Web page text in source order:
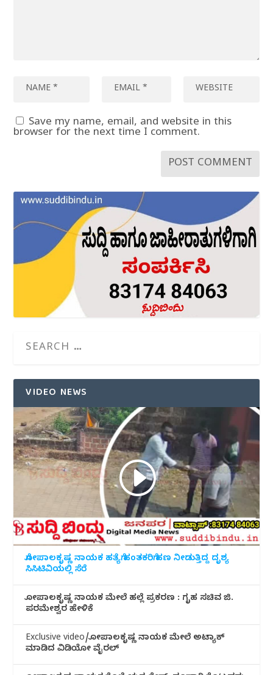
Save my name, email, and website in this
browser for the next time I comment.
VIDEO NEWS
ಗೋಪಾಲಕೃಷ್ಣ ನಾಯಕ ಹತ್ಯೆಗೆ ಹಂತಕರಿಗೆ ಹಣ ನೀಡುತ್ತಿದ್ದ ದೃಶ್ಯ
ಸಿಸಿಟಿವಿಯಲ್ಲಿ ಸೆರೆ
ಗೋಪಾಲಕೃಷ್ಣ ನಾಯಕ ಮೇಲೆ ಹಲ್ಲೆ ಪ್ರಕರಣ : ಗೃಹ ಸಚಿವ ಜಿ.
ಪರಮೇಶ್ವರ ಹೇಳಿಕೆ
Exclusive video/ಗೋಪಾಲಕೃಷ್ಣ ನಾಯಕ ಮೇಲೆ ಅಟ್ಯಾಕ್
ಮಾಡಿದ ವಿಡಿಯೋ ವೈರಲ್